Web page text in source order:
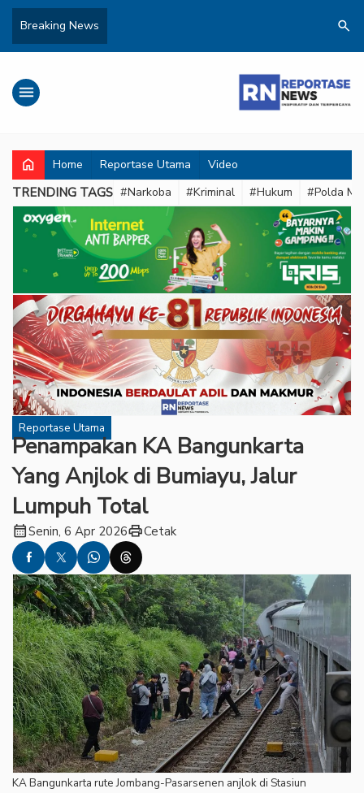
Breaking News search
menu
home Home Reportase Utama Video
TRENDING TAGS #Narkoba #Kriminal #Hukum #Polda
Reportase Utama
Penampakan KA Bangunkarta
Yang Anjlok di Bumiayu, Jalur
Lumpuh Total
calendar_monthSenin, 6 Apr 2026printCetak
KA Bangunkarta rute Jombang-Pasarsenen anjlok di Stasiun